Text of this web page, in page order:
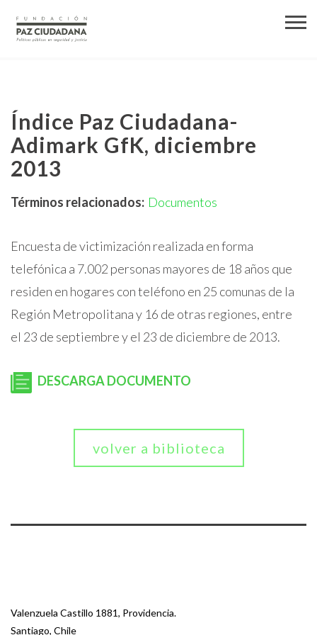
Índice Paz Ciudadana-
Adimark GfK, diciembre
2013
Términos relacionados: Documentos
Encuesta de victimización realizada en forma
telefónica a 7.002 personas mayores de 18 años que
residen en hogares con teléfono en 25 comunas de la
Región Metropolitana y 16 de otras regiones, entre
el 23 de septiembre y el 23 de diciembre de 2013.
DESCARGA DOCUMENTO
volver a biblioteca
Valenzuela Castillo 1881, Providencia.
Santiago, Chile